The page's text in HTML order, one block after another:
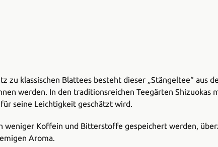
zu klassischen Blattees besteht dieser „Stängeltee“ aus
werden. In den traditionsreichen Teegärten Shizuokas
seine Leichtigkeit geschätzt wird.
weniger Koffein und Bitterstoffe gespeichert werden,
Aroma.